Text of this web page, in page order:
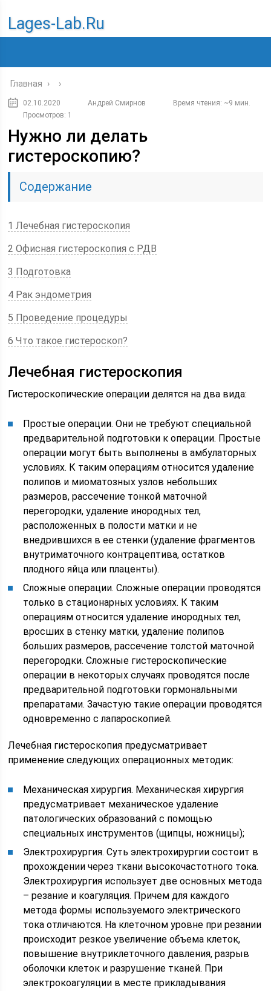
Lages-Lab.ru
Главная › ›
02.10.2020 Андрей Смирнов
Время чтения: ~9 мин.
Просмотров: 1
Нужно ли делать
гистероскопию?
Содержание
1 Лечебная гистероскопия
2 Офисная гистероскопия с РДВ
3 Подготовка
4 Рак эндометрия
5 Проведение процедуры
6 Что такое гистероскоп?
Лечебная гистероскопия
Гистероскопические операции делятся на два вида:
Простые операции. Они не требуют специальной
предварительной подготовки к операции. Простые
операции могут быть выполнены в амбулаторных
условиях. К таким операциям относится удаление
полипов и миоматозных узлов небольших
размеров, рассечение тонкой маточной
перегородки, удаление инородных тел,
расположенных в полости матки и не
внедрившихся в ее стенки (удаление фрагментов
внутриматочного контрацептива, остатков
плодного яйца или плаценты).
Сложные операции. Сложные операции проводятся
только в стационарных условиях. К таким
операциям относится удаление инородных тел,
вросших в стенку матки, удаление полипов
больших размеров, рассечение толстой маточной
перегородки. Сложные гистероскопические
операции в некоторых случаях проводятся после
предварительной подготовки гормональными
препаратами. Зачастую такие операции проводятся
одновременно с лапароскопией.
Лечебная гистероскопия предусматривает
применение следующих операционных методик:
Механическая хирургия. Механическая хирургия
предусматривает механическое удаление
патологических образований с помощью
специальных инструментов (щипцы, ножницы);
Электрохирургия. Суть электрохирургии состоит в
прохождении через ткани высокочастотного тока.
Электрохирургия использует две основных метода
– резание и коагуляция. Причем для каждого
метода формы используемого электрического
тока отличаются. На клеточном уровне при резании
происходит резкое увеличение объема клеток,
повышение внутриклеточного давления, разрыв
оболочки клеток и разрушение тканей. При
электрокоагуляции в месте прикладывания